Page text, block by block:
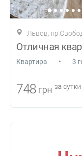
Львов,
Квартира • 3
748 грн за сутки